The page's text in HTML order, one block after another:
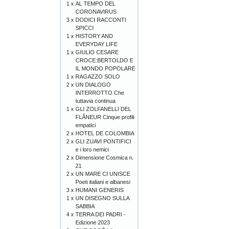
1 x AL TEMPO DEL
CORONAVIRUS
3 x DODICI RACCONTI
SPICCI
1 x HISTORY AND
EVERYDAY LIFE
1 x GIULIO CESARE
CROCE:BERTOLDO E
IL MONDO POPOLARE
1 x RAGAZZO SOLO
2 x UN DIALOGO
INTERROTTO Che
tuttavia continua
1 x GLI ZOLFANELLI DEL
FLÂNEUR Cinque profili
empatici
2 x HOTEL DE COLOMBIA
2 x GLI ZUAVI PONTIFICI
e i loro nemici
2 x Dimensione Cosmica n.
21
2 x UN MARE CI UNISCE
Poeti italiani e albanesi
3 x HUMANI GENERIS
1 x UN DISEGNO SULLA
SABBIA
4 x TERRA DEI PADRI -
Edizione 2023